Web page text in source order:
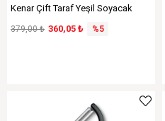
Kenar Çift Taraf Yeşil Soyacak
360,05 ₺
379,00 ₺ %5